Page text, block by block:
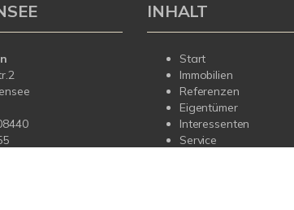
INHALT
Start
Immobilien
Referenzen
Eigentümer
Interessenten
Service